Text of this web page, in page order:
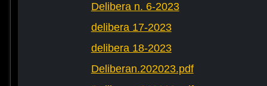
Delibera n. 6-2023
delibera 17-2023
delibera 18-2023
Deliberan.202023.pdf